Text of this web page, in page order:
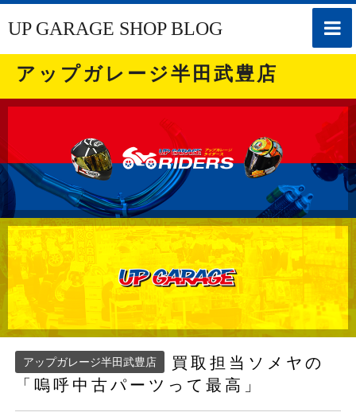
toggle
UP GARAGE SHOP BLOG
アップガレージ半田武豊店
アップガレージ半田武豊店
買取担当ソメヤの
「嗚呼中古パーツって最高」